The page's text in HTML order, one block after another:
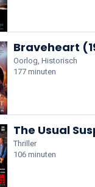
Braveheart
Oorlog, Historisch
177 minuten
The Usual
Thriller
106 minuten